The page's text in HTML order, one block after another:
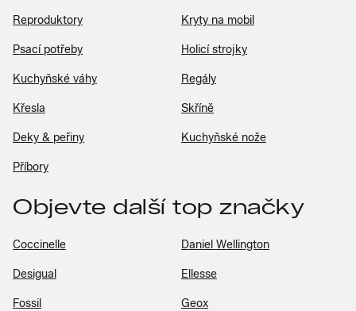
Reproduktory Kryty na mobil
Psací potřeby Holicí strojky
Kuchyňské váhy Regály
Křesla Skříně
Deky & peřiny Kuchyňské nože
Příbory
Objevte další top značky
Coccinelle Daniel Wellington
Desigual Ellesse
Fossil Geox